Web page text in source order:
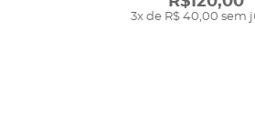
3x de R$ 40,00 sem